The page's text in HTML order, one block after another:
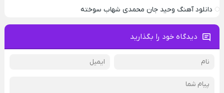
دانلود آهنگ وحید جان محمدی شهاب سوخته
دیدگاه خود را بگذارید